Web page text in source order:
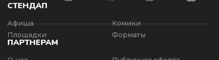
СТЕНДАП
Афиша
Площадки
Комики
Форматы
ПАРТНЕРАМ